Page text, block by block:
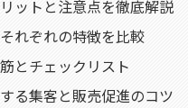
ットと注意点を徹底解説
れぞれの特徴を比較
とチェックリスト
る集客と販売促進のコツ